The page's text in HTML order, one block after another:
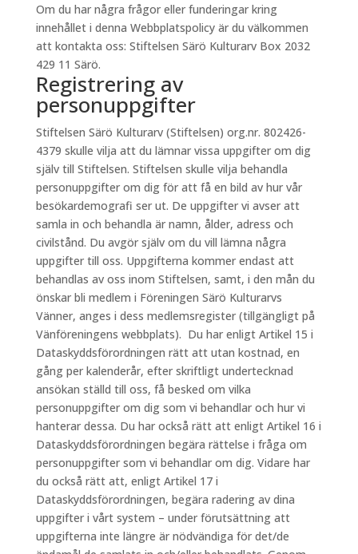
Om du har några frågor eller funderingar kring
innehållet i denna Webbplatspolicy är du välkommen
att kontakta oss: Stiftelsen Särö Kulturarv Box 2032
429 11 Särö.
Registrering av
personuppgifter
Stiftelsen Särö Kulturarv (Stiftelsen) org.nr. 802426-
4379 skulle vilja att du lämnar vissa uppgifter om dig
själv till Stiftelsen. Stiftelsen skulle vilja behandla
personuppgifter om dig för att få en bild av hur vår
besökardemografi ser ut. De uppgifter vi avser att
samla in och behandla är namn, ålder, adress och
civilstånd. Du avgör själv om du vill lämna några
uppgifter till oss. Uppgifterna kommer endast att
behandlas av oss inom Stiftelsen, samt, i den mån du
önskar bli medlem i Föreningen Särö Kulturarvs
Vänner, anges i dess medlemsregister (tillgängligt på
Vänföreningens webbplats). Du har enligt Artikel 15 i
Dataskyddsförordningen rätt att utan kostnad, en
gång per kalenderår, efter skriftligt undertecknad
ansökan ställd till oss, få besked om vilka
personuppgifter om dig som vi behandlar och hur vi
hanterar dessa. Du har också rätt att enligt Artikel 16 i
Dataskyddsförordningen begära rättelse i fråga om
personuppgifter som vi behandlar om dig. Vidare har
du också rätt att, enligt Artikel 17 i
Dataskyddsförordningen, begära radering av dina
uppgifter i vårt system – under förutsättning att
uppgifterna inte längre är nödvändiga för det/de